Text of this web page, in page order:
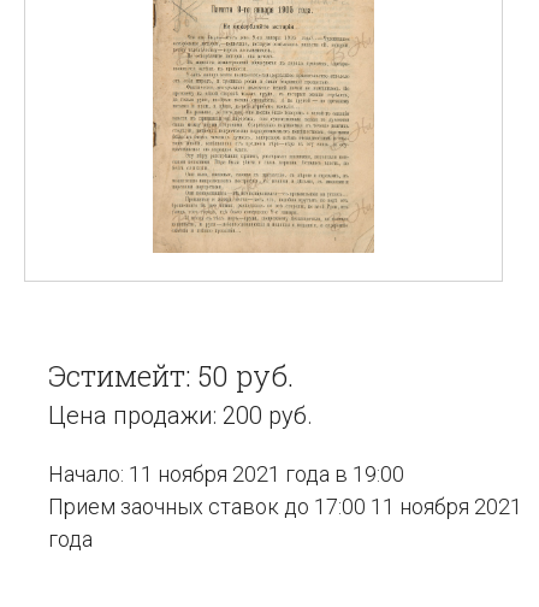
Эстимейт: 50 руб.
Цена продажи: 200 руб.
Начало: 11 ноября 2021 года в 19:00
Прием заочных ставок до 17:00 11 ноября 2021
года